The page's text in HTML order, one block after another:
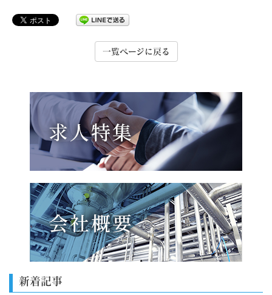
一覧ページに戻る
新着記事